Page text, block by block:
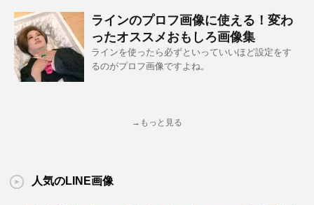
ラインのプロフ画像に使える！変わ
ったオススメおもしろ画像集
ラインを使ったら必ずといっていいほど設定をす
るのがプロフ画像ですよね。
→もっと見る
人気のLINE画像